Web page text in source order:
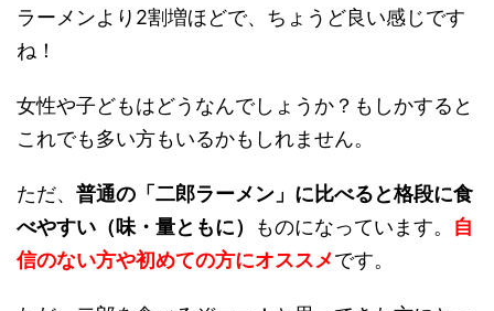
ラーメンより2割増ほどで、ちょうど良い感じです
ね！
女性や子どもはどうなんでしょうか？もしかすると
これでも多い方もいるかもしれません。
ただ、 普通の「二郎ラーメン」に比べると格段に食
べやすい（味・量ともに）
ものになっています。 自
信のない方や初めての方にオススメです。